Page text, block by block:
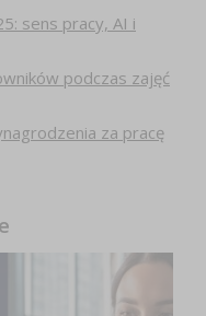
sens pracy, AI i
podczas zajęć
za pracę